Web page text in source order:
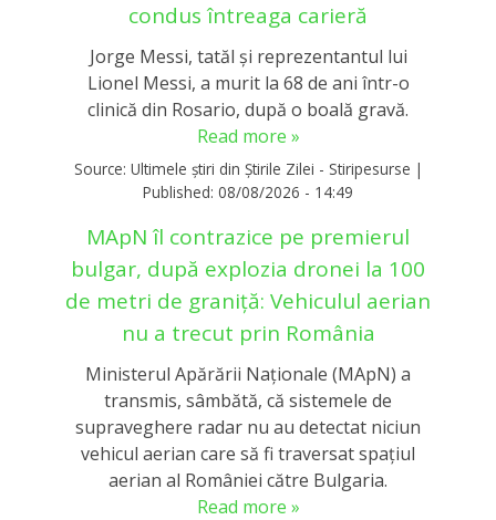
condus întreaga carieră
Jorge Messi, tatăl și reprezentantul lui
Lionel Messi, a murit la 68 de ani într-o
clinică din Rosario, după o boală gravă.
Read more »
Source: Ultimele știri din Știrile Zilei - Stiripesurse |
Published: 08/08/2026 - 14:49
MApN îl contrazice pe premierul
bulgar, după explozia dronei la 100
de metri de graniță: Vehiculul aerian
nu a trecut prin România
Ministerul Apărării Naționale (MApN) a
transmis, sâmbătă, că sistemele de
supraveghere radar nu au detectat niciun
vehicul aerian care să fi traversat spațiul
aerian al României către Bulgaria.
Read more »